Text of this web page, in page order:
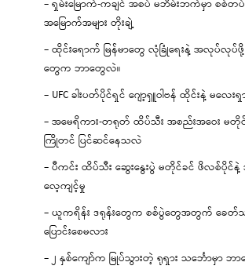
– ရှမ်းမြောက်-ကချင် အစပ် မဘိမ်းဘက်မှာ စစ်
အမြောက်အများ တိုးချဲ့
– ထိုင်းရောက် မြန်မာတွေ လုံခြုံရေးနဲ့ အလုပ်
တွေက ဘာတွေလဲ။
– UFC ခါးပတ်ပိုင်ရှင် ဂျော့ရှူဝါဗန် ထိုင်းနဲ့ မလေ
– အမေရိကား-တရုတ် ထိပ်သီး အစည်းအဝေး မတို
ကြိုတင် ပြင်ဆင်နေသလဲ
– ပီကင်း ထိပ်သီး ဆွေးနွေးပွဲ မတိုင်ခင် ဖိလစ်ပိုင်
လေ့ကျင့်မှု
– ယူကရိန်း ဒရုန်းတွေက စစ်ပွဲတွေအတွက် ခေတ်
ပြောင်းစေမလား
– ၂ နှစ်ကျော်က မြုပ်သွားတဲ့ ရုရှား သင်္ဘောမှာ ဘ